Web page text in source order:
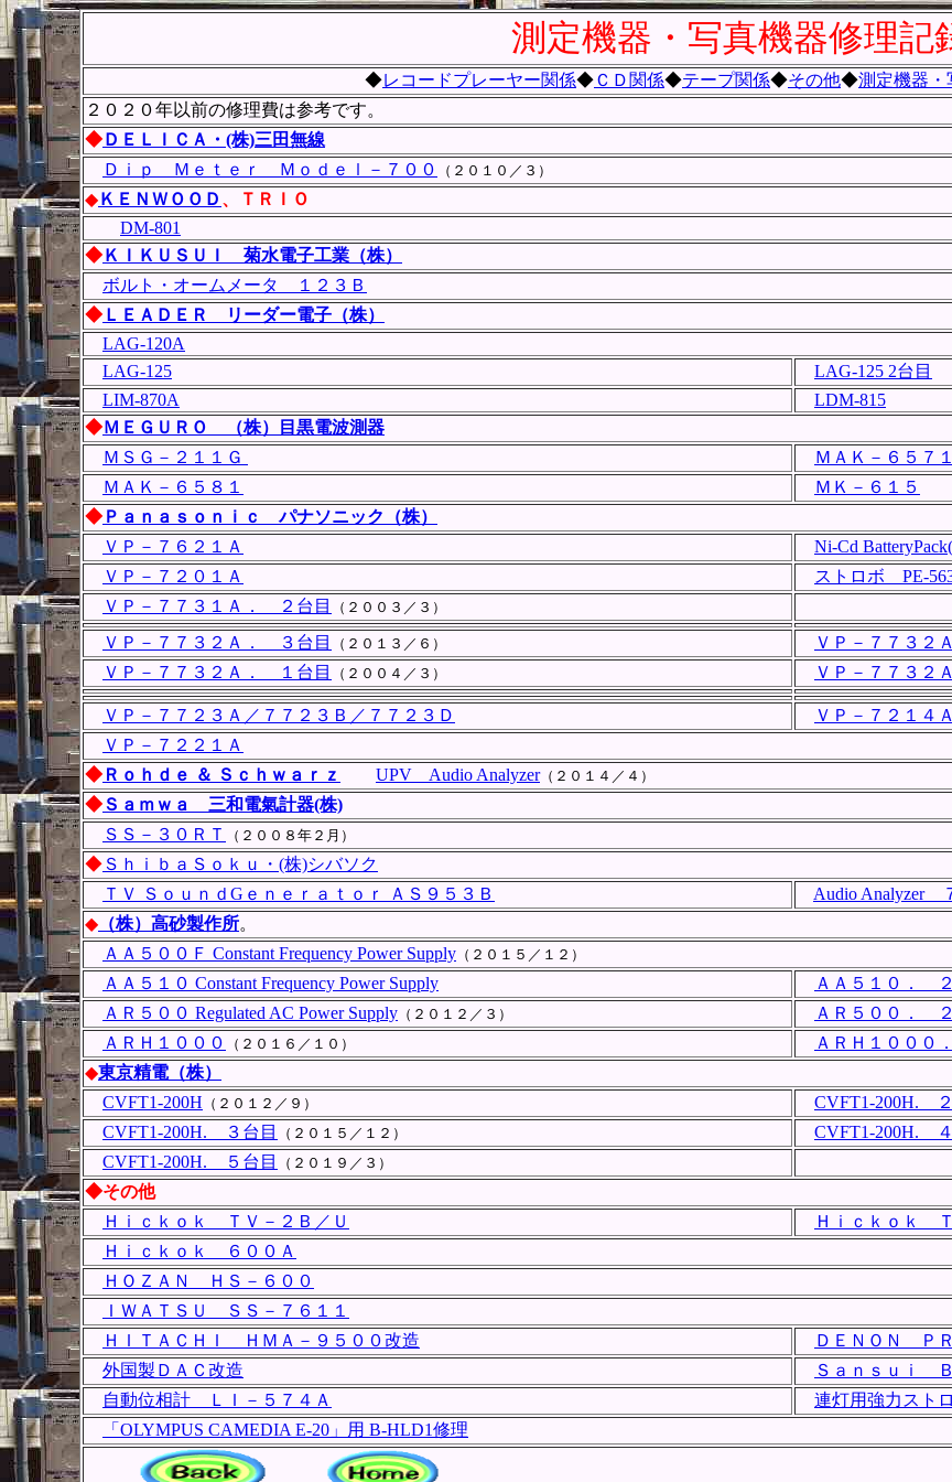
測定機器・写真機器修理記
◆レコードプレーヤー関係◆ＣＤ関係◆テープ関係◆その他◆測定機器・
２０２０年以前の修理費は参考です。
◆ＤＥＬＩＣＡ・(株)三田無線
Ｄｉｐ Ｍｅｔｅｒ Ｍｏｄｅｌ－７００
（２０１０／３）
◆ＫＥＮＷＯＯＤ 、ＴＲＩＯ
DM-801
◆ＫＩＫＵＳＵＩ 菊水電子工業（株）
ボルト・オームメータ １２３Ｂ
◆ ＬＥＡＤＥＲ リーダー電子（株）
LAG-120A
LAG-125
LAG-125 2台目
LIM-870A
LDM-815
◆ＭＥＧＵＲＯ （株）目黒電波測器
ＭＳＧ－２１１Ｇ
ＭＡＫ－６５７
ＭＡＫ－６５８１
ＭＫ－６１５
◆ Ｐａｎａｓｏｎｉｃ パナソニック（株）
ＶＰ－７６２１Ａ
Ni-Cd
ＶＰ－７２０１Ａ
ストロボ PE-
ＶＰ－７７３１Ａ． ２台目
（２００３／３）
ＶＰ－７７３２Ａ． ３台目 （２０１３／６） ＶＰ－７７３２
ＶＰ－７７３２Ａ． １台目 （２００４／３） ＶＰ－７７３２
ＶＰ－７７２３Ａ／７７２３Ｂ／７７２３Ｄ
ＶＰ－７２１４Ａ
ＶＰ－７２２１Ａ
◆ Ｒｏｈｄｅ ＆ Ｓｃｈｗａｒｚ UPV Audio Analyzer（２０１４／４）
◆Ｓａｍｗａ 三和電氣計器(株)
ＳＳ－３０ＲＴ
（２００８年２月）
◆ ＳｈｉｂａＳｏｋｕ・(株)シバソク
ＴＶ ＳｏｕｎｄGｅｎｅｒａｔｏｒ ＡＳ９５３Ｂ
Audio Analyzer
◆ （株）高砂製作所。
ＡＡ５００Ｆ Constant Frequency Power Supply （２０１５／１２）
ＡＡ５１０ Constant Frequency Power Supply ＡＡ５１０．
ＡＲ５００ Regulated AC Power Supply （２０１２／３） ＡＲ５００．
ＡＲＨ１０００ （２０１６／１０） ＡＲＨ１０００
◆東京精電（株）
CVFT1-200H （２０１２／９） CVFT1-200H.
CVFT1-200H. ３台目 （２０１５／１２） CVFT1-200H.
CVFT1-200H. ５台目 （２０１９／３）
◆その他
Ｈｉｃｋｏｋ ＴＶ－２Ｂ／Ｕ
Ｈｉｃｋｏｋ
Ｈｉｃｋｏｋ ６００Ａ
ＨＯＺＡＮ ＨＳ－６００
ＩＷＡＴＳＵ ＳＳ－７６１１
ＨＩＴＡＣＨＩ ＨＭＡ－９５００改造
ＤＥＮＯＮ Ｐ
外国製ＤＡＣ改造
Ｓａｎｓｕｉ
自動位相計 ＬＩ－５７４Ａ
連灯用強力スト
「OLYMPUS CAMEDIA E-20」用 B-HLD1修理